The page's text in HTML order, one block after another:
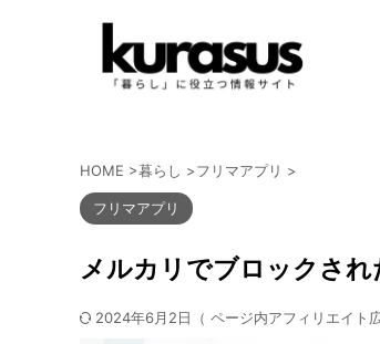
HOME >暮らし >フリマアプリ >
フリマアプリ
メルカリでブロックさ
2024年6月2日